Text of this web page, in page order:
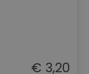
€ 3,20